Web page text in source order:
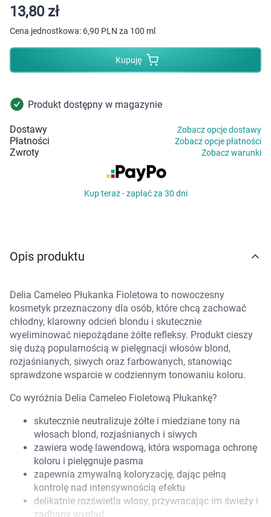
Korzystamy z plików cookies w celu
Higiena
Kosmetyki
Mężczyzna
Zdrowy styl życia
Zabawki
Marki
13,80 zł
Cena jednostkowa: 6,90 PLN za 100 ml
Kupuję
Produkt dostępny w magazynie
Dostawy Zobacz opcje dostawy
Płatności Zobacz opcje płatności
Zwroty Zobacz warunki
Kup teraz - zapłać za 30 dni
Opis produktu
Delia Cameleo Płukanka Fioletowa to nowoczesny
kosmetyk przeznaczony dla osób, które chcą zachować
chłodny, klarowny odcień blondu i skutecznie
wyeliminować niepożądane żółte refleksy. Produkt cieszy
się dużą popularnością w pielęgnacji włosów blond,
rozjaśnianych, siwych oraz farbowanych, stanowiąc
sprawdzone wsparcie w codziennym tonowaniu koloru.
Co wyróżnia Delia Cameleo Fioletową Płukankę?
skutecznie neutralizuje żółte i miedziane tony na
włosach blond, rozjaśnianych i siwych
zawiera wodę lawendową, która wspomaga ochronę
koloru i pielęgnuje pasma
zapewnia zmywalną koloryzację, dając pełną
kontrolę nad intensywnością efektu
delikatnie rozświetla włosy, przywracając im świeży i
zadbany wygląd